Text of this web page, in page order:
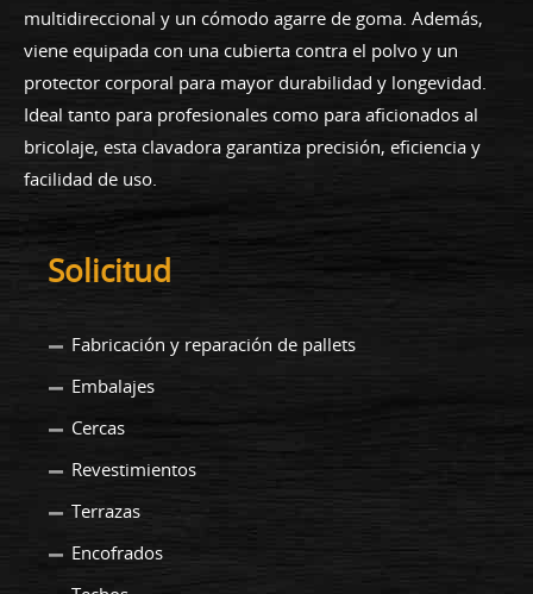
multidireccional y un cómodo agarre de goma. Además,
viene equipada con una cubierta contra el polvo y un
protector corporal para mayor durabilidad y longevidad.
Ideal tanto para profesionales como para aficionados al
bricolaje, esta clavadora garantiza precisión, eficiencia y
facilidad de uso.
Solicitud
Fabricación y reparación de pallets
Embalajes
Cercas
Revestimientos
Terrazas
Encofrados